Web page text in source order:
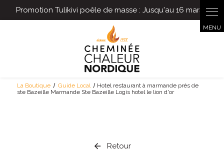
La Boutique Guide Local
Hotel restaurant à marmande prés de
ste Bazeille Marmande Ste Bazeille Logis hotel le lion d'or
Retour